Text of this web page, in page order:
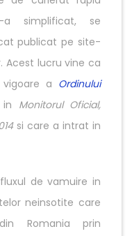
simplificat, se
publicat pe site-
Acest lucru vine ca
a Ordinului
Monitorul Oficial,
si care a intrat in
de vamuire in
neinsotite care
Romania prin